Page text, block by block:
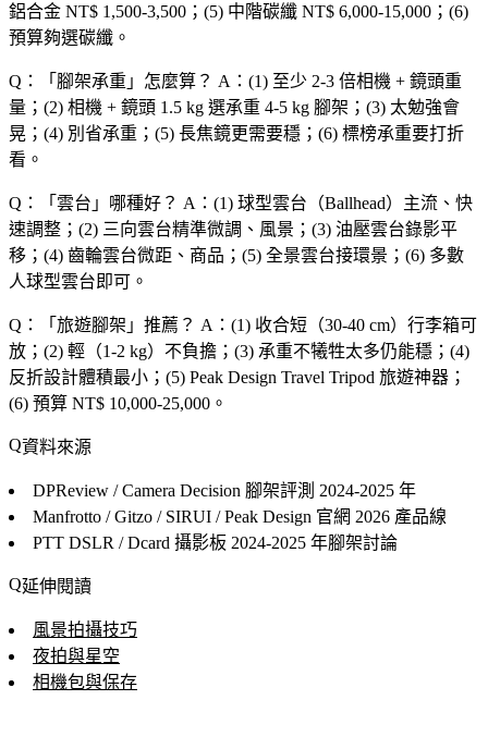
鋁合金 NT$ 1,500-3,500；(5) 中階碳纖 NT$ 6,000-15,000；(6)
預算夠選碳纖。
Q：「 腳架承重 」怎麼算？ A：(1) 至少 2-3 倍相機 + 鏡頭重
量；(2) 相機 + 鏡頭 1.5 kg 選承重 4-5 kg 腳架；(3) 太勉強會
晃；(4) 別省承重；(5) 長焦鏡更需要穩；(6) 標榜承重要打折
看。
Q：「 雲台 」哪種好？ A：(1) 球型雲台（Ballhead）主流、快
速調整；(2) 三向雲台精準微調、風景；(3) 油壓雲台錄影平
移；(4) 齒輪雲台微距、商品；(5) 全景雲台接環景；(6) 多數
人球型雲台即可。
Q：「 旅遊腳架 」推薦？ A：(1) 收合短（30-40 cm）行李箱可
放；(2) 輕（1-2 kg）不負擔；(3) 承重不犧牲太多仍能穩；(4)
反折設計體積最小；(5) Peak Design Travel Tripod 旅遊神器；
(6) 預算 NT$ 10,000-25,000。
資料來源
DPReview / Camera Decision 腳架評測 2024-2025 年
Manfrotto / Gitzo / SIRUI / Peak Design 官網 2026 產品線
PTT DSLR / Dcard 攝影板 2024-2025 年腳架討論
延伸閱讀
風景拍攝技巧
夜拍與星空
相機包與保存